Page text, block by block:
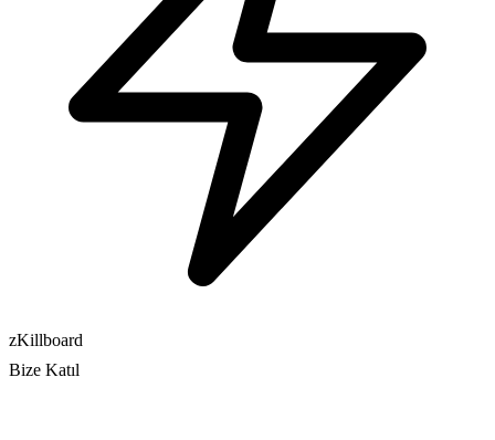
zKillboard
Bize Katıl